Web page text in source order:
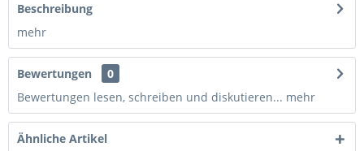
Beschreibung
mehr
Bewertungen
0
Bewertungen lesen, schreiben und diskutieren... mehr
Ähnliche Artikel